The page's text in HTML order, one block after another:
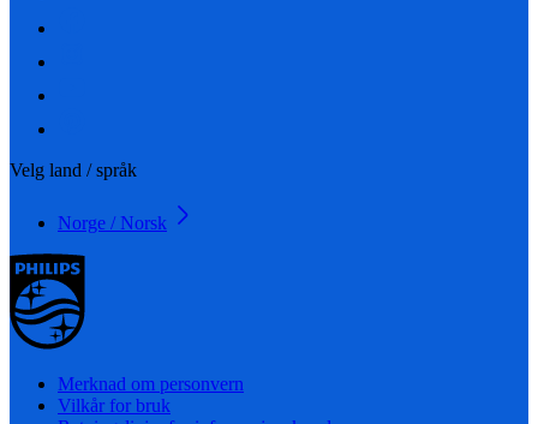
Velg land / språk
Norge / Norsk
Merknad om personvern
Vilkår for bruk